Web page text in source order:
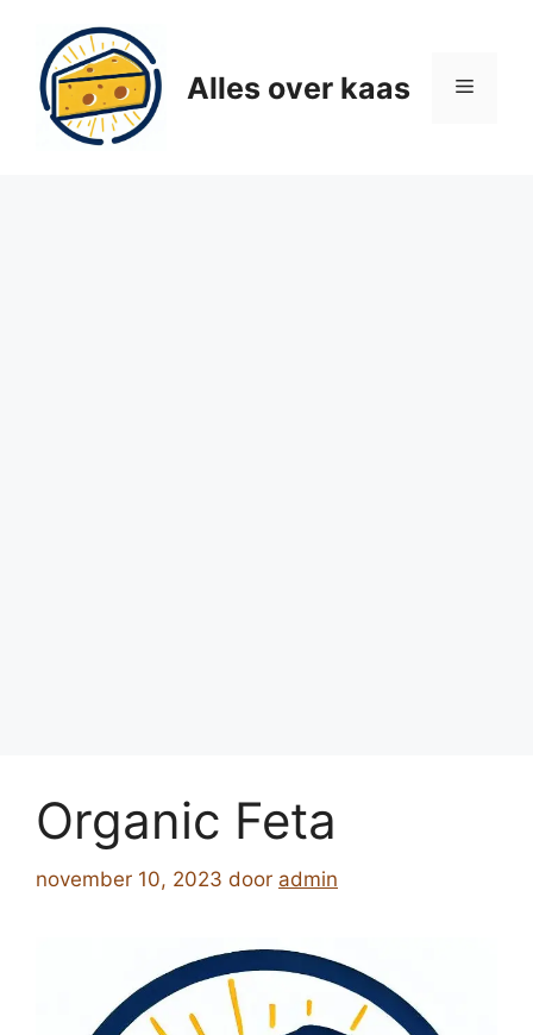
inhoud
Alles over kaas Menu
Organic Feta
november 10, 2023 door admin